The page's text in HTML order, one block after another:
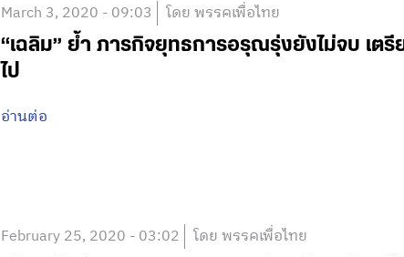
March 3, 2020 - 09:03 โดย พรรคเพื่อไทย
“เฉลิม” ย้ำ ภารกิจยุทธการอรุณรุ่งยังไม่จบ เต
ไป
อ่านต่อ
February 25, 2020 - 03:02 โดย พรรคเพื่อไทย